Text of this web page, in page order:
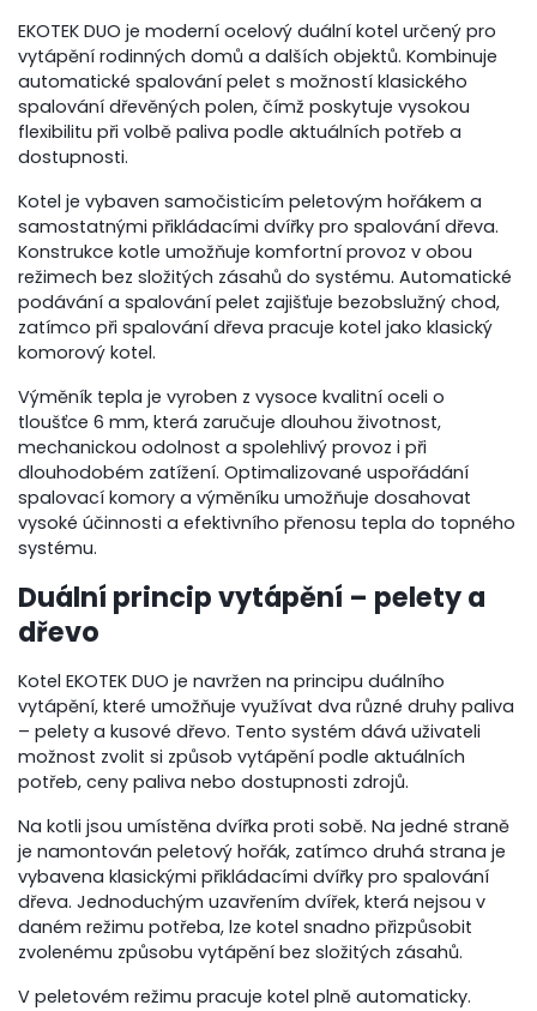
EKOTEK DUO je moderní ocelový duální kotel určený pro
vytápění rodinných domů a dalších objektů. Kombinuje
automatické spalování pelet s možností klasického
spalování dřevěných polen, čímž poskytuje vysokou
flexibilitu při volbě paliva podle aktuálních potřeb a
dostupnosti.
Kotel je vybaven samočisticím peletovým hořákem a
samostatnými přikládacími dvířky pro spalování dřeva.
Konstrukce kotle umožňuje komfortní provoz v obou
režimech bez složitých zásahů do systému. Automatické
podávání a spalování pelet zajišťuje bezobslužný chod,
zatímco při spalování dřeva pracuje kotel jako klasický
komorový kotel.
Výměník tepla je vyroben z vysoce kvalitní oceli o
tloušťce 6 mm, která zaručuje dlouhou životnost,
mechanickou odolnost a spolehlivý provoz i při
dlouhodobém zatížení. Optimalizované uspořádání
spalovací komory a výměníku umožňuje dosahovat
vysoké účinnosti a efektivního přenosu tepla do topného
systému.
Duální princip vytápění – pelety a
dřevo
Kotel EKOTEK DUO je navržen na principu duálního
vytápění, které umožňuje využívat dva různé druhy paliva
– pelety a kusové dřevo. Tento systém dává uživateli
možnost zvolit si způsob vytápění podle aktuálních
potřeb, ceny paliva nebo dostupnosti zdrojů.
Na kotli jsou umístěna dvířka proti sobě. Na jedné straně
je namontován peletový hořák, zatímco druhá strana je
vybavena klasickými přikládacími dvířky pro spalování
dřeva. Jednoduchým uzavřením dvířek, která nejsou v
daném režimu potřeba, lze kotel snadno přizpůsobit
zvolenému způsobu vytápění bez složitých zásahů.
V peletovém režimu pracuje kotel plně automaticky.